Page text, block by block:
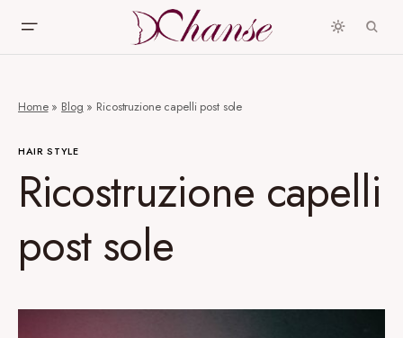
Home» Blog » Ricostruzione capelli post sole
HAIR STYLE
Ricostruzione capelli
post sole